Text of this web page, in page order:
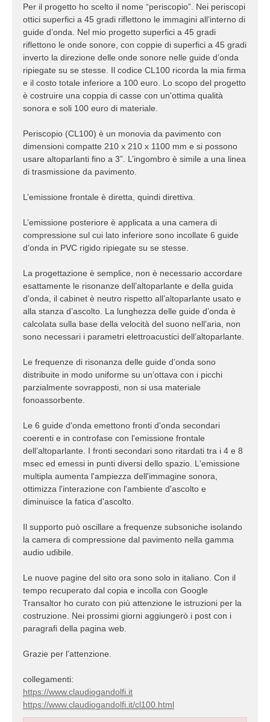
Per il progetto ho scelto il nome “periscopio”. Nei periscopi
ottici superfici a 45 gradi riflettono le immagini all’interno di
guide d’onda. Nel mio progetto superfici a 45 gradi
riflettono le onde sonore, con coppie di superfici a 45 gradi
inverto la direzione delle onde sonore nelle guide d’onda
ripiegate su se stesse. Il codice CL100 ricorda la mia firma
e il costo totale inferiore a 100 euro. Lo scopo del progetto
è costruire una coppia di casse con un'ottima qualità
sonora e soli 100 euro di materiale.
Periscopio (CL100) è un monovia da pavimento con
dimensioni compatte 210 x 210 x 1100 mm e si possono
usare altoparlanti fino a 3”. L’ingombro è simile a una linea
di trasmissione da pavimento.
L’emissione frontale è diretta, quindi direttiva.
L’emissione posteriore è applicata a una camera di
compressione sul cui lato inferiore sono incollate 6 guide
d’onda in PVC rigido ripiegate su se stesse.
La progettazione è semplice, non è necessario accordare
esattamente le risonanze dell’altoparlante e della guida
d’onda, il cabinet è neutro rispetto all’altoparlante usato e
alla stanza d’ascolto. La lunghezza delle guide d’onda è
calcolata sulla base della velocità del suono nell’aria, non
sono necessari i parametri elettroacustici dell’altoparlante.
Le frequenze di risonanza delle guide d’onda sono
distribuite in modo uniforme su un’ottava con i picchi
parzialmente sovrapposti, non si usa materiale
fonoassorbente.
Le 6 guide d'onda emettono fronti d'onda secondari
coerenti e in controfase con l'emissione frontale
dell’altoparlante. I fronti secondari sono ritardati tra i 4 e 8
msec ed emessi in punti diversi dello spazio. L'emissione
multipla aumenta l'ampiezza dell'immagine sonora,
ottimizza l'interazione con l'ambiente d'ascolto e
diminuisce la fatica d'ascolto.
Il supporto può oscillare a frequenze subsoniche isolando
la camera di compressione dal pavimento nella gamma
audio udibile.
Le nuove pagine del sito ora sono solo in italiano. Con il
tempo recuperato dal copia e incolla con Google
Transaltor ho curato con più attenzione le istruzioni per la
costruzione. Nei prossimi giorni aggiungerò i post con i
paragrafi della pagina web.
Grazie per l’attenzione.
collegamenti:
https://www.claudiogandolfi.it
https://www.claudiogandolfi.it/cl100.html